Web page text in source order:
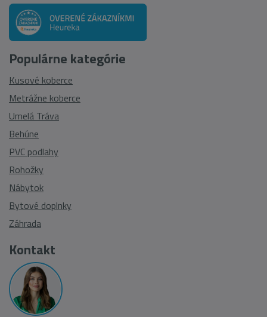
Populárne kategórie
Kusové koberce
Metrážne koberce
Umelá Tráva
Behúne
PVC podlahy
Rohožky
Nábytok
Bytové doplnky
Záhrada
Kontakt